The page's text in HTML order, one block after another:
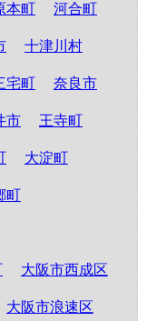
本町 河合町
十津川村
宅町 奈良市
市 王寺町
大淀町
町
大阪市西成区
大阪市浪速区